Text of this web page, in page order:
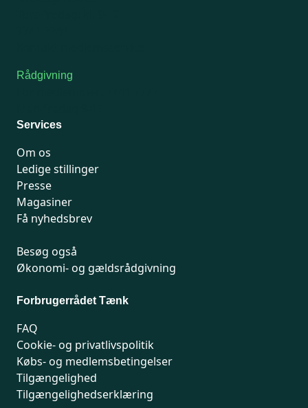
Rådgivning
Services
Om os
Ledige stillinger
Presse
Magasiner
Få nyhedsbrev
Besøg også
Økonomi- og gældsrådgivning
Forbrugerrådet Tænk
FAQ
Cookie- og privatlivspolitik
Købs- og medlemsbetingelser
Tilgængelighed
Tilgængelighedserklæring